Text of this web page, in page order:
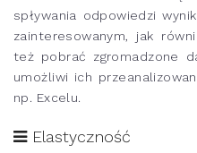
spływania odpowiedzi
zainteresowanym, jak
też pobrać zgromadzone
umożliwi ich
np. Excelu.
Elastyczność